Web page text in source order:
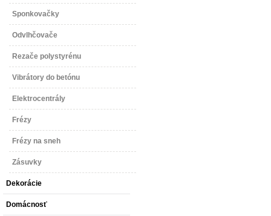
Sponkovačky
Odvlhčovače
Rezače polystyrénu
Vibrátory do betónu
Elektrocentrály
Frézy
Frézy na sneh
Zásuvky
Dekorácie
Domácnosť